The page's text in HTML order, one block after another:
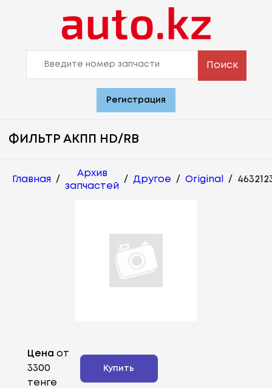
Поиск
Регистрация
ФИЛЬТР АКПП HD/RB
Главная /
Архив
запчастей
/ Другое / Original /
Цена от
3300
тенге
Купить